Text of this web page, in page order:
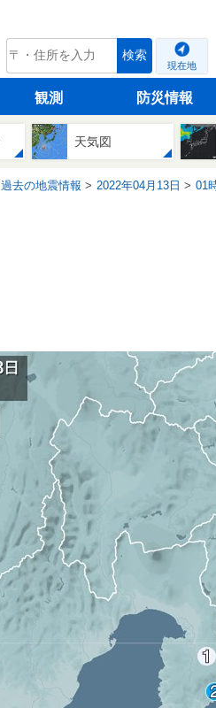
tenki.jp 検索
現在地
観測 防災情報
天気図
過去の地震情報 2022年04月13日 01